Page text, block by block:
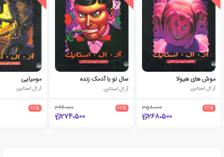
موش های هیولا
آر ال استاین
٪25 358،000
268،500
سال نو با آدمک زنده
آر ال استاین
٪25 366،000
274،500
مومیایی
آر ال استاین
٪25